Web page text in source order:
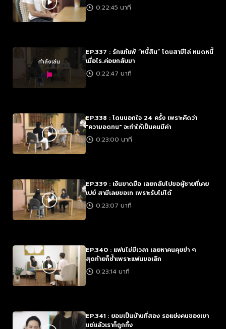
0:22:45 นาที
กำลังเล่น
EP.337 : รักแท้แพ้ “หนี้สิน” โดนสามีไล่ หมดหนี้
เมื่อไร..ค่อยกลับมา
0:22:47 นาที
EP.338 : โดนนอกใจ 24 ครั้ง เพราะคิดว่า
"ความอดทน" จะทำให้เป็นคนมีค่า
0:23:00 นาที
EP.339 : เงินขาดมือ เลยกลับไปขอผู้ชายที่เคย
เปย์ สามีเลยขอเท เพราะรับไม่ได้
0:23:07 นาที
EP.340 : แฟนไม่มีเวลา เลยหาคนคุยขำ ๆ
สุดท้ายก็ช้ำเพราะแฟนขอเลิก
0:23:14 นาที
EP.341 : ยอมเป็นบ้านที่สอง รอแย่งคนของเขา
แต่แล้วเราก็ถูกทิ้ง